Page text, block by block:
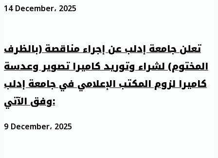
14 December، 2025
تعلن جامعة إدلب عن إجراء مناقصة (بالظرف
المختوم) لشراء وتوريد كاميرا تصوير وعدسة
كاميرا لزوم المكتب الإعلامي في جامعة إدلب
وفق الآتي:
9 December، 2025